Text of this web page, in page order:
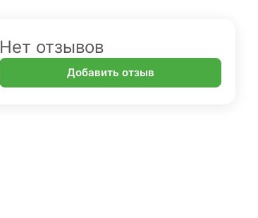
Нет отзывов
Добавить отзыв